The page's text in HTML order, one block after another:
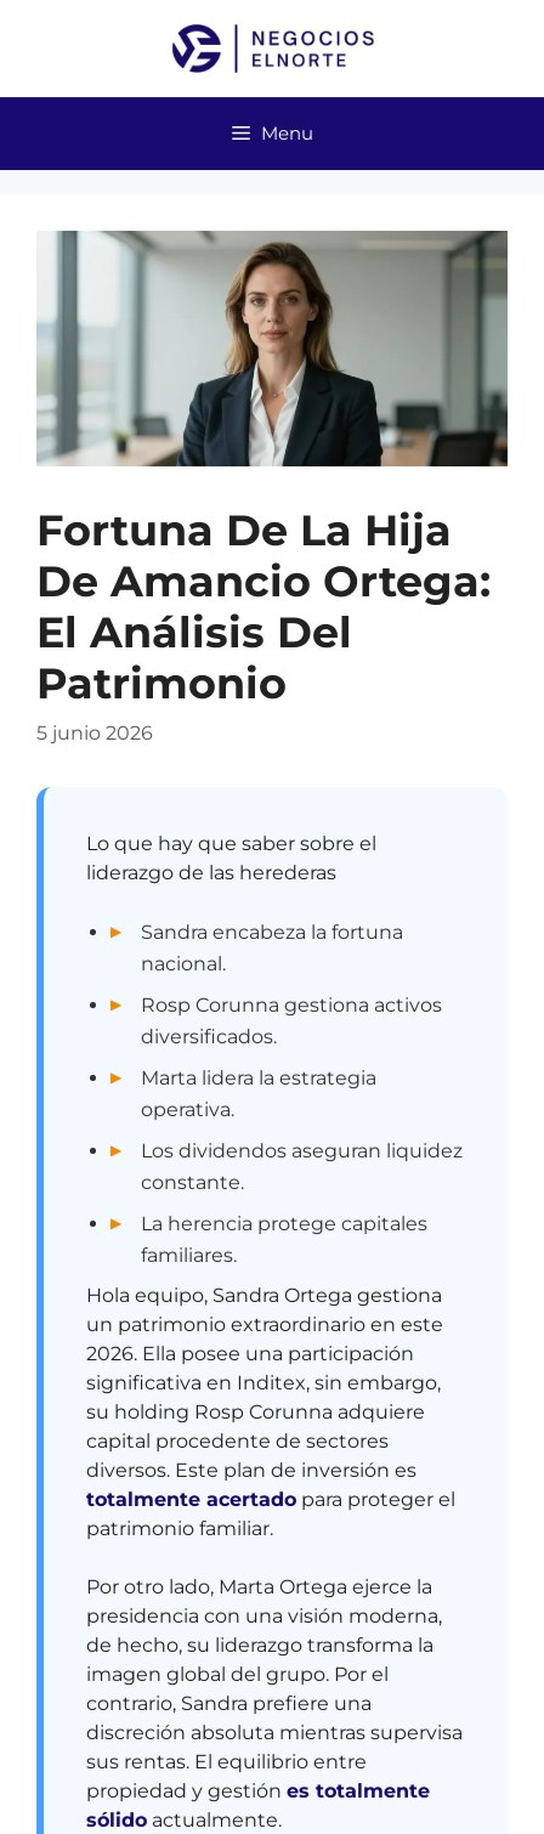
Menu
Fortuna De La Hija
De Amancio Ortega:
El Análisis Del
Patrimonio
5 junio 2026
Lo que hay que saber sobre el
liderazgo de las herederas
Sandra encabeza la fortuna
nacional.
Rosp Corunna gestiona activos
diversificados.
Marta lidera la estrategia
operativa.
Los dividendos aseguran liquidez
constante.
La herencia protege capitales
familiares.
Hola equipo, Sandra Ortega gestiona
un patrimonio extraordinario en este
2026. Ella posee una participación
significativa en Inditex, sin embargo,
su holding Rosp Corunna adquiere
capital procedente de sectores
diversos. Este plan de inversión es
totalmente acertado para proteger el
patrimonio familiar.
Por otro lado, Marta Ortega ejerce la
presidencia con una visión moderna,
de hecho, su liderazgo transforma la
imagen global del grupo. Por el
contrario, Sandra prefiere una
discreción absoluta mientras supervisa
sus rentas. El equilibrio entre
propiedad y gestión es totalmente
sólido actualmente.